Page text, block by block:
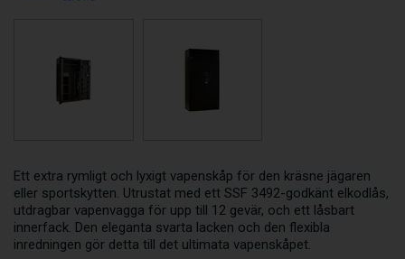
Ett extra rymligt och lyxigt vapenskåp för den kräsne jägaren
eller sportskytten. Utrustat med ett SSF 3492-godkänt elkodlås,
utdragbar vapenvagga för upp till 12 gevär, och ett låsbart
innerfack. Den eleganta svarta lacken och den flexibla
inredningen gör detta till det ultimata vapenskåpet.